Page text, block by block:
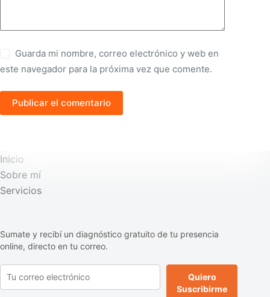
Guarda mi nombre, correo electrónico y web en
este navegador para la próxima vez que comente.
Publicar el comentario
Inicio
Sobre mí
Servicios
Sumate y recibí un diagnóstico gratuito de tu presencia
online, directo en tu correo.
Quiero
Suscribirme